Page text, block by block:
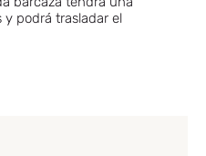
podrá trasladar el